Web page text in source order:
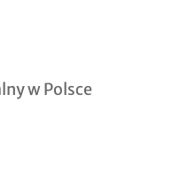
w Polsce